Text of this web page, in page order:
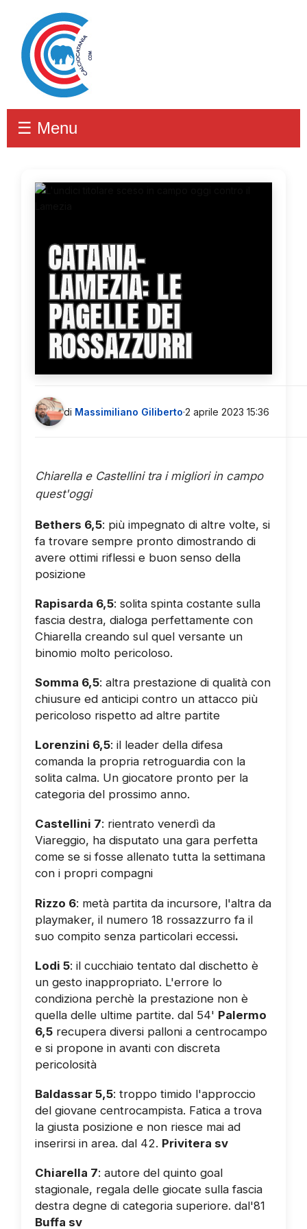
☰ Menu
CATANIA-
LAMEZIA: LE
PAGELLE DEI
ROSSAZZURRI
di Massimiliano Giliberto·2 aprile 2023 15:36
Chiarella e Castellini tra i migliori in campo
quest'oggi
Bethers 6,5: più impegnato di altre volte, si
fa trovare sempre pronto dimostrando di
avere ottimi riflessi e buon senso della
posizione
Rapisarda 6,5: solita spinta costante sulla
fascia destra, dialoga perfettamente con
Chiarella creando sul quel versante un
binomio molto pericoloso.
Somma 6,5: altra prestazione di qualità con
chiusure ed anticipi contro un attacco più
pericoloso rispetto ad altre partite
Lorenzini 6,5: il leader della difesa
comanda la propria retroguardia con la
solita calma. Un giocatore pronto per la
categoria del prossimo anno.
Castellini 7: rientrato venerdì da
Viareggio, ha disputato una gara perfetta
come se si fosse allenato tutta la settimana
con i propri compagni
Rizzo 6: metà partita da incursore, l'altra da
playmaker, il numero 18 rossazzurro fa il
suo compito senza particolari eccessi.
Lodi 5: il cucchiaio tentato dal dischetto è
un gesto inappropriato. L'errore lo
condiziona perchè la prestazione non è
quella delle ultime partite. dal 54' Palermo
6,5recupera diversi palloni a centrocampo
e si propone in avanti con discreta
pericolosità
Baldassar 5,5: troppo timido l'approccio
del giovane centrocampista. Fatica a trova
la giusta posizione e non riesce mai ad
inserirsi in area. dal 42. Privitera sv
Chiarella 7: autore del quinto goal
stagionale, regala delle giocate sulla fascia
destra degne di categoria superiore. dal'81
Buffa sv